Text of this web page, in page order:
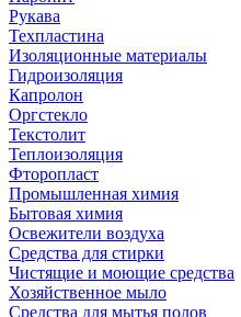
Рукава
Техпластина
Изоляционные материалы
Гидроизоляция
Капролон
Оргстекло
Текстолит
Теплоизоляция
Фторопласт
Промышленная химия
Бытовая химия
Освежители воздуха
Средства для стирки
Чистящие и моющие средства
Хозяйственное мыло
Средства для мытья полов